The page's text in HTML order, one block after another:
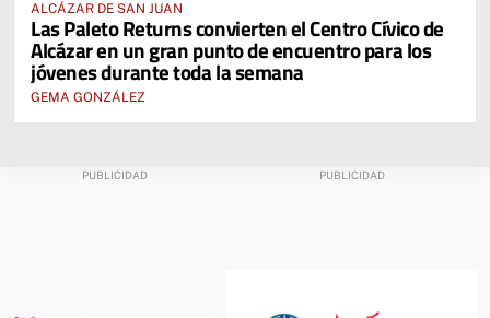
ALCÁZAR DE SAN JUAN
Las Paleto Returns convierten el Centro Cívico de
Alcázar en un gran punto de encuentro para los
jóvenes durante toda la semana
GEMA GONZÁLEZ